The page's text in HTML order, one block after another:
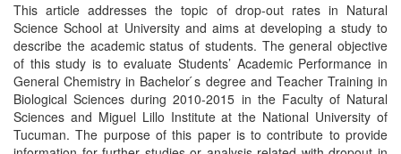
This article addresses the topic of drop-out rates in Natural
Science School at University and aims at developing a study to
describe the academic status of students. The general objective
of this study is to evaluate Students’ Academic Performance in
General Chemistry in Bachelor ́s degree and Teacher Training in
Biological Sciences during 2010-2015 in the Faculty of Natural
Sciences and Miguel Lillo Institute at the National University of
Tucuman. The purpose of this paper is to contribute to provide